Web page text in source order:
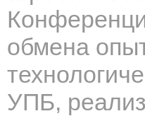
обмена
УПБ,